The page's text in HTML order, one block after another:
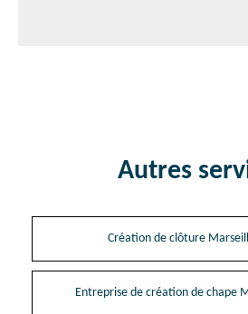
Autres
Création de clôture
Entreprise de création de chape